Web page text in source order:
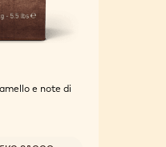
e note di
disponibili